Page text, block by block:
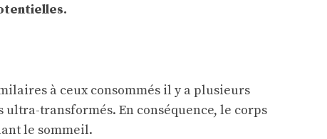
à ceux consommés il y a plusieurs
transformés. En conséquence, le corps
le sommeil.